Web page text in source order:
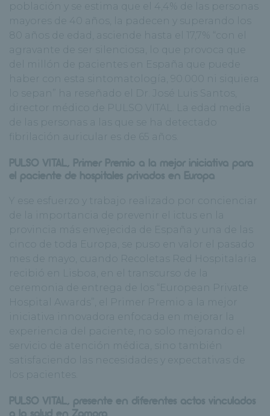
población y se estima que el 4,4% de las personas
mayores de 40 años, la padecen y superando los
80 años de edad, asciende hasta el 17,7% “con el
agravante de ser silenciosa, lo que provoca que
del millón de pacientes en España que puede
haber con esta sintomatología, 90.000 ni siquiera
lo sepan” ha reseñado el Dr. José Luis Santos,
director médico de PULSO VITAL. La edad media
de las personas a las que se ha detectado
fibrilación auricular es de 65 años.
PULSO VITAL, Primer Premio a la mejor iniciativa para
el paciente de hospitales privados en Europa
Y ese esfuerzo y trabajo realizado por concienciar
de la importancia de prevenir el ictus en la
provincia más envejecida de España y una de las
cinco de toda Europa, se puso en valor el pasado
mes de mayo, cuando Recoletas Red Hospitalaria
recibió en Lisboa, en el transcurso de la
ceremonia de entrega de los “European Private
Hospital Awards”, el Primer Premio a la mejor
iniciativa innovadora enfocada en mejorar la
experiencia del paciente, no solo mejorando el
servicio de atención médica, sino también
satisfaciendo las necesidades y expectativas de
los pacientes.
PULSO VITAL, presente en diferentes actos vinculados